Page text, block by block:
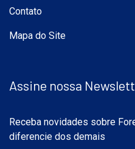
Contato
Mapa do Site
Assine nossa
Receba novidades sobre
diferencie dos demais